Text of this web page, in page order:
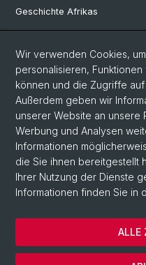
Geschichte Afrikas
Social Media
Linkedin
Bluesky
© Universität Basel
Philosophisch-Historische
Home
Datenschutzerklärung
Wir verwenden Cookies,
personalisieren,
können und die Zugriffe
Außerdem geben wir
unserer Website an unsere
Werbung und Analysen
Informationen
die Sie ihnen bereitgestellt
Ihrer Nutzung der Dienste
Informationen finden Sie in
ALLE